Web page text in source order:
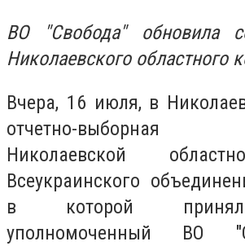
ВО "Свобода" обновила
Николаевского областного
Вчера, 16 июля, в
отчетно-выборная
Николаевской
Всеукраинского
в которой
уполномоченный ВО